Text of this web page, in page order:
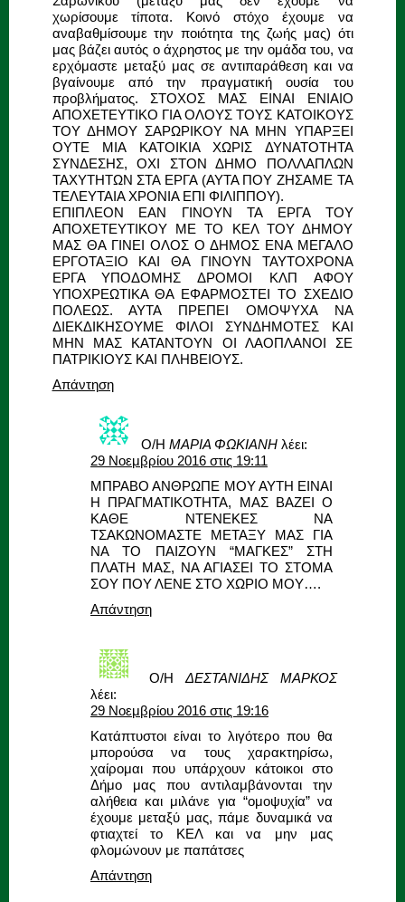
χωρίσουμε τίποτα. Κοινό στόχο έχουμε να
αναβαθμίσουμε την ποιότητα της ζωής μας) ότι
μας βάζει αυτός ο άχρηστος με την ομάδα του, να
ερχόμαστε μεταξύ μας σε αντιπαράθεση και να
βγαίνουμε από την πραγματική ουσία του
προβλήματος. ΣΤΟΧΟΣ ΜΑΣ ΕΙΝΑΙ ΕΝΙΑΙΟ
ΑΠΟΧΕΤΕΥΤΙΚΟ ΓΙΑ ΟΛΟΥΣ ΤΟΥΣ ΚΑΤΟΙΚΟΥΣ
ΤΟΥ ΔΗΜΟΥ ΣΑΡΩΡΙΚΟΥ ΝΑ ΜΗΝ ΥΠΑΡΞΕΙ
ΟΥΤΕ ΜΙΑ ΚΑΤΟΙΚΙΑ ΧΩΡΙΣ ΔΥΝΑΤΟΤΗΤΑ
ΣΥΝΔΕΣΗΣ, ΟΧΙ ΣΤΟΝ ΔΗΜΟ ΠΟΛΛΑΠΛΩΝ
ΤΑΧΥΤΗΤΩΝ ΣΤΑ ΕΡΓΑ (ΑΥΤΑ ΠΟΥ ΖΗΣΑΜΕ ΤΑ
ΤΕΛΕΥΤΑΙΑ ΧΡΟΝΙΑ ΕΠΙ ΦΙΛΙΠΠΟΥ).
ΕΠΙΠΛΕΟΝ ΕΑΝ ΓΙΝΟΥΝ ΤΑ ΕΡΓΑ ΤΟΥ
ΑΠΟΧΕΤΕΥΤΙΚΟΥ ΜΕ ΤΟ ΚΕΛ ΤΟΥ ΔΗΜΟΥ
ΜΑΣ ΘΑ ΓΙΝΕΙ ΟΛΟΣ Ο ΔΗΜΟΣ ΕΝΑ ΜΕΓΑΛΟ
ΕΡΓΟΤΑΞΙΟ ΚΑΙ ΘΑ ΓΙΝΟΥΝ ΤΑΥΤΟΧΡΟΝΑ
ΕΡΓΑ ΥΠΟΔΟΜΗΣ ΔΡΟΜΟΙ ΚΛΠ ΑΦΟΥ
ΥΠΟΧΡΕΩΤΙΚΑ ΘΑ ΕΦΑΡΜΟΣΤΕΙ ΤΟ ΣΧΕΔΙΟ
ΠΟΛΕΩΣ. ΑΥΤΑ ΠΡΕΠΕΙ ΟΜΟΨΥΧΑ ΝΑ
ΔΙΕΚΔΙΚΗΣΟΥΜΕ ΦΙΛΟΙ ΣΥΝΔΗΜΟΤΕΣ ΚΑΙ
ΜΗΝ ΜΑΣ ΚΑΤΑΝΤΟΥΝ ΟΙ ΛΑΟΠΛΑΝΟΙ ΣΕ
ΠΑΤΡΙΚΙΟΥΣ ΚΑΙ ΠΛΗΒΕΙΟΥΣ.
Απάντηση
Ο/Η ΜΑΡΙΑ ΦΩΚΙΑΝΗ λέει:
29 Νοεμβρίου 2016 στις 19:11
ΜΠΡΑΒΟ ΑΝΘΡΩΠΕ ΜΟΥ ΑΥΤΗ ΕΙΝΑΙ
Η ΠΡΑΓΜΑΤΙΚΟΤΗΤΑ, ΜΑΣ ΒΑΖΕΙ Ο
ΚΑΘΕ ΝΤΕΝΕΚΕΣ ΝΑ
ΤΣΑΚΩΝΟΜΑΣΤΕ ΜΕΤΑΞΥ ΜΑΣ ΓΙΑ
ΝΑ ΤΟ ΠΑΙΖΟΥΝ “ΜΑΓΚΕΣ” ΣΤΗ
ΠΛΑΤΗ ΜΑΣ, ΝΑ ΑΓΙΑΣΕΙ ΤΟ ΣΤΟΜΑ
ΣΟΥ ΠΟΥ ΛΕΝΕ ΣΤΟ ΧΩΡΙΟ ΜΟΥ….
Απάντηση
Ο/Η ΔΕΣΤΑΝΙΔΗΣ ΜΑΡΚΟΣ
λέει:
29 Νοεμβρίου 2016 στις 19:16
Κατάπτυστοι είναι το λιγότερο που θα
μπορούσα να τους χαρακτηρίσω,
χαίρομαι που υπάρχουν κάτοικοι στο
Δήμο μας που αντιλαμβάνονται την
αλήθεια και μιλάνε για “ομοψυχία” να
έχουμε μεταξύ μας, πάμε δυναμικά να
φτιαχτεί το ΚΕΛ και να μην μας
φλομώνουν με παπάτσες
Απάντηση